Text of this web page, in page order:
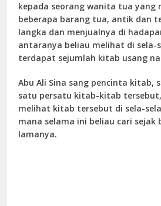
kepada seorang wanita tua yang
beberapa barang tua, antik dan
langka dan menjualnya di
antaranya beliau melihat di sela-
terdapat sejumlah kitab usang
Abu Ali Sina sang pencinta kitab,
satu persatu kitab-kitab
melihat kitab tersebut di sela-
mana selama ini beliau cari
lamanya.